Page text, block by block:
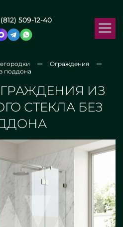
509-12-40
Ограждения
поддона
ИЗ
СТЕКЛА БЕЗ